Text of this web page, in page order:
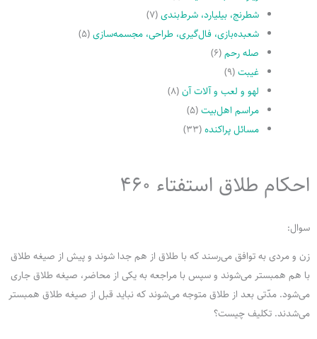
شطرنج، بیلیارد، شرط‌بندی(۷)
شعبده‌بازی، فال‌گیری، طراحی، مجسمه‌سازی(۵)
صله رحم(۶)
غیبت(۹)
لهو و لعب و آلات آن(۸)
مراسم اهل‌بیت(۵)
مسائل پراکنده(۳۳)
احکام طلاق استفتاء 460
سوال:
زن و مردی به توافق می‌رسند که با طلاق از هم جدا شوند و پیش از صیغه طلاق
با هم همبستر می‌شوند و سپس با مراجعه به یکی از محاضر، صیغه طلاق جاری
می‌شود. مدّتی بعد از طلاق متوجه می‌شوند که نباید قبل از صیغه طلاق همبستر
می‌شدند. تکلیف چیست؟